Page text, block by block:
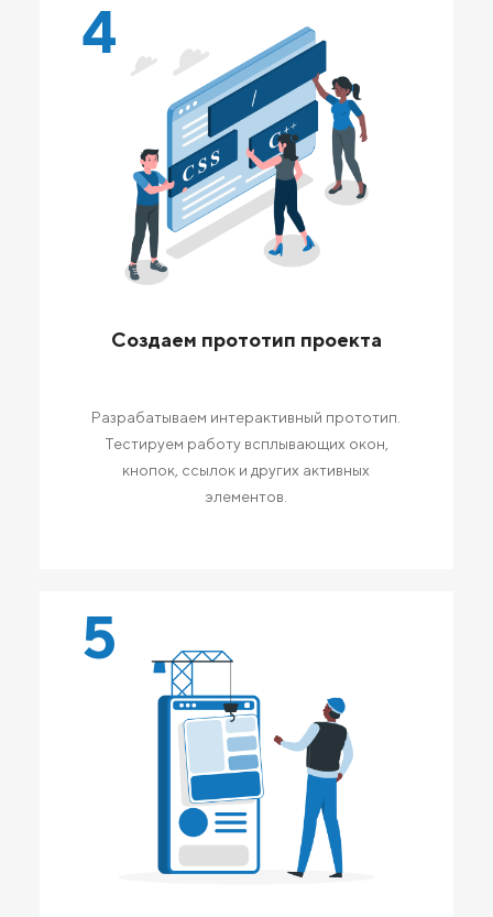
4
Создаем прототип проекта
Разрабатываем интерактивный прототип.
Тестируем работу всплывающих окон,
кнопок, ссылок и других активных
элементов.
5